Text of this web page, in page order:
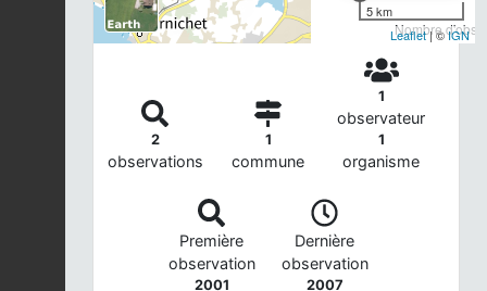
Nombre
5 km
Leaflet| ©IGN
2
observations
1
commune
1
observateur
1
organisme
Première
observation
2001
Dernière
observation
2007